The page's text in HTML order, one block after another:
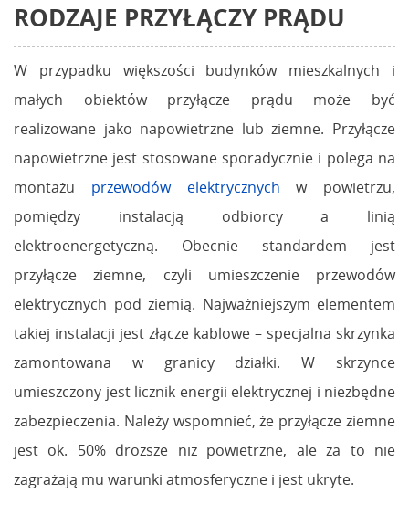
RODZAJE PRZYŁĄCZY PRĄDU
W przypadku większości budynków mieszkalnych i
małych obiektów przyłącze prądu może być
realizowane jako napowietrzne lub ziemne. Przyłącze
napowietrzne jest stosowane sporadycznie i polega na
montażu przewodów elektrycznych w powietrzu,
pomiędzy instalacją odbiorcy a linią
elektroenergetyczną. Obecnie standardem jest
przyłącze ziemne, czyli umieszczenie przewodów
elektrycznych pod ziemią. Najważniejszym elementem
takiej instalacji jest złącze kablowe – specjalna skrzynka
zamontowana w granicy działki. W skrzynce
umieszczony jest licznik energii elektrycznej i niezbędne
zabezpieczenia. Należy wspomnieć, że przyłącze ziemne
jest ok. 50% droższe niż powietrzne, ale za to nie
zagrażają mu warunki atmosferyczne i jest ukryte.